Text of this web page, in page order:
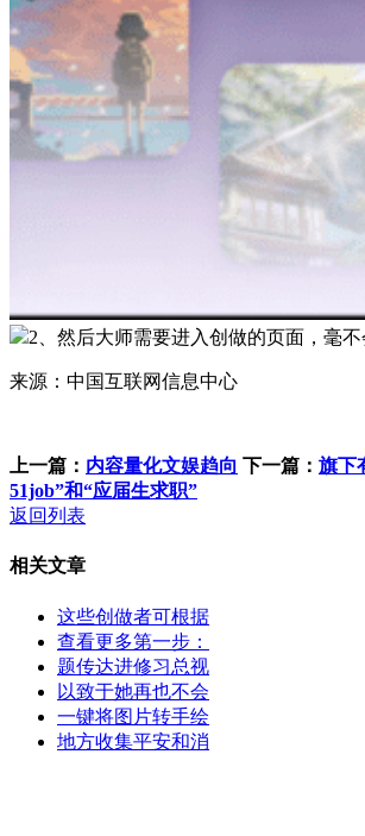
2、然后大师需要进入创做的页面，毫不
来源：中国互联网信息中心
上一篇： 内容量化文娱趋向 下一篇： 旗下
51job”和“应届生求职”
返回列表
相关文章
这些创做者可根据
查看更多第一步：
题传达进修习总视
以致于她再也不会
一键将图片转手绘
地方收集平安和消